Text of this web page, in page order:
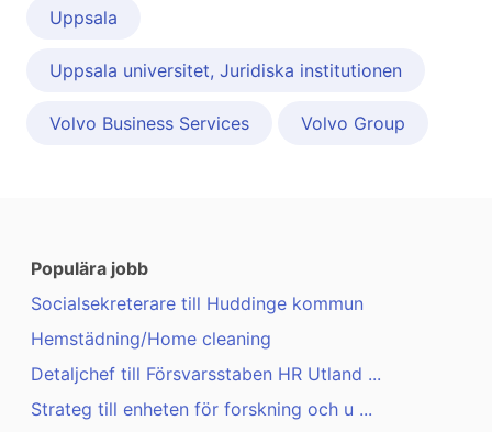
Uppsala
Uppsala universitet, Juridiska institutionen
Volvo Business Services Volvo Group
Populära jobb
Socialsekreterare till Huddinge kommun
Hemstädning/Home cleaning
Detaljchef till Försvarsstaben HR Utland ...
Strateg till enheten för forskning och u ...